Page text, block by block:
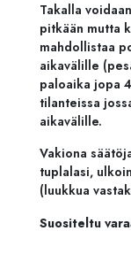
Takalla
pitkään mutta
mahdollistaa
aikavälille
paloaika jopa
tilanteissa
aikavälille.
Vakiona
tuplalasi,
(luukkua
Suositeltu